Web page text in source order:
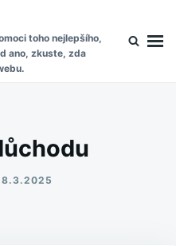
toho nejlepšího,
ano, zkuste, zda